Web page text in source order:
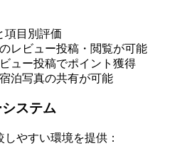
項目別評価
レビュー投稿・閲覧が可能
ュー投稿でポイント獲得
泊写真の共有が可能
ステム
やすい環境を提供：